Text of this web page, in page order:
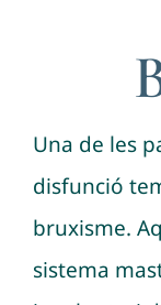
Una de les
disfunció
bruxisme.
sistema